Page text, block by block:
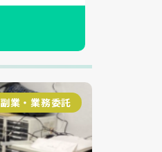
副業・業務委託